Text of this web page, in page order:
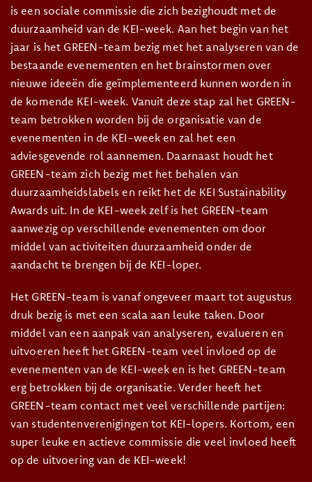
is een sociale commissie die zich bezighoudt met de
duurzaamheid van de KEI-week. Aan het begin van het
jaar is het GREEN-team bezig met het analyseren van de
bestaande evenementen en het brainstormen over
nieuwe ideeën die geïmplementeerd kunnen worden in
de komende KEI-week. Vanuit deze stap zal het GREEN-
team betrokken worden bij de organisatie van de
evenementen in de KEI-week en zal het een
adviesgevende rol aannemen. Daarnaast houdt het
GREEN-team zich bezig met het behalen van
duurzaamheidslabels en reikt het de KEI Sustainability
Awards uit. In de KEI-week zelf is het GREEN-team
aanwezig op verschillende evenementen om door
middel van activiteiten duurzaamheid onder de
aandacht te brengen bij de KEI-loper.
Het GREEN-team is vanaf ongeveer maart tot augustus
druk bezig is met een scala aan leuke taken. Door
middel van een aanpak van analyseren, evalueren en
uitvoeren heeft het GREEN-team veel invloed op de
evenementen van de KEI-week en is het GREEN-team
erg betrokken bij de organisatie. Verder heeft het
GREEN-team contact met veel verschillende partijen:
van studentenverenigingen tot KEI-lopers. Kortom, een
super leuke en actieve commissie die veel invloed heeft
op de uitvoering van de KEI-week!